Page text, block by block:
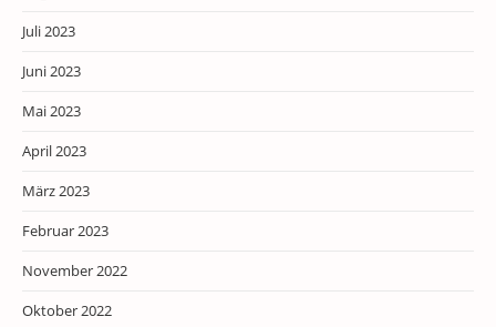
Juli 2023
Juni 2023
Mai 2023
April 2023
März 2023
Februar 2023
November 2022
Oktober 2022